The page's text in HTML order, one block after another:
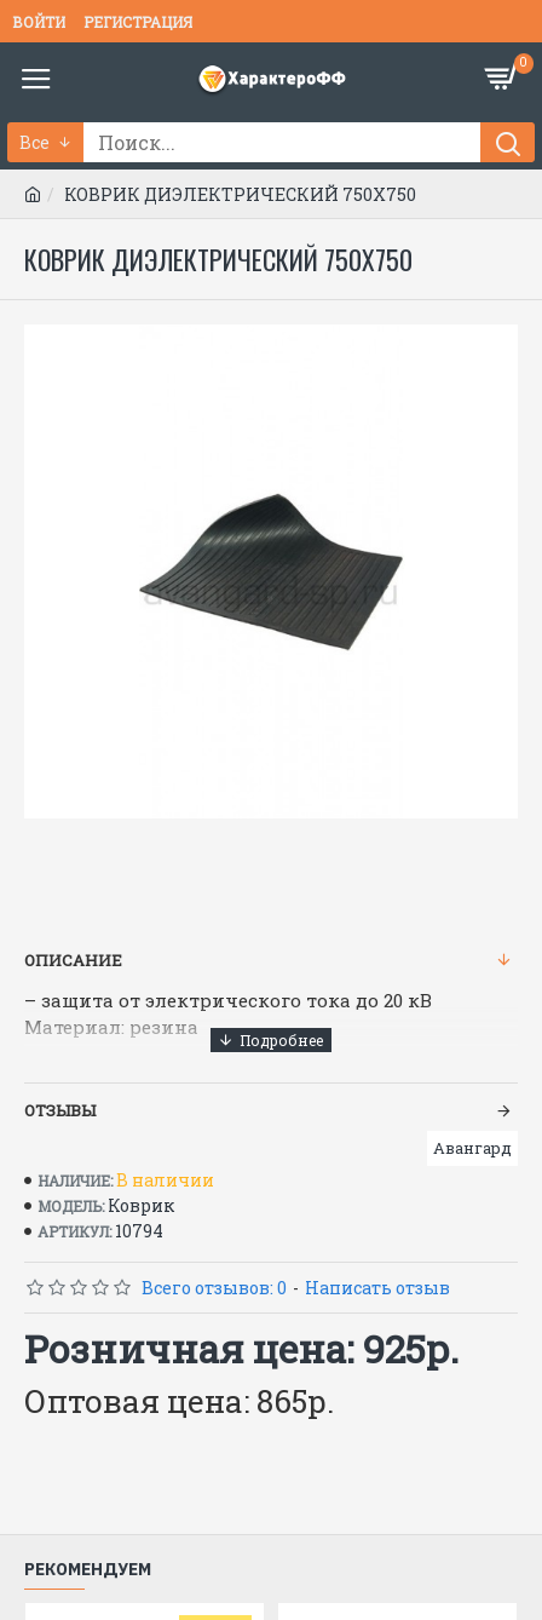
ВОЙТИ РЕГИСТРАЦИЯ
0
Все
КОВРИК ДИЭЛЕКТРИЧЕСКИЙ 750Х750
КОВРИК ДИЭЛЕКТРИЧЕСКИЙ 750Х750
ОПИСАНИЕ
– защита от электрического тока до 20 кВ
Материал: резина
ОТЗЫВЫ
НАЛИЧИЕ:В наличии
МОДЕЛЬ: Коврик
АРТИКУЛ: 10794
Авангард
Всего отзывов: 0 - Написать отзыв
Розничная цена: 925р.
Оптовая цена: 865р.
РЕКОМЕНДУЕМ